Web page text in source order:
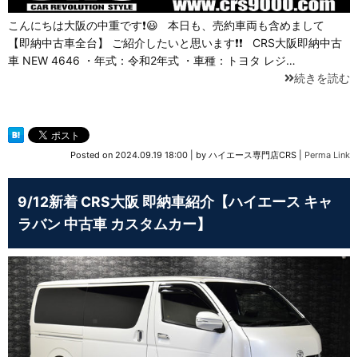
こんにちは大阪の中重です❗😃 本日も、売約車両も含めまして
【即納中古車全台】 ご紹介したいと思います❗❗ CRS大阪即納中古
車 NEW 4646 ・年式：令和2年式 ・車種：トヨタ レジ…
続きを読む
Posted on 2024.09.19 18:00 by ハイエース専門店CRS Perma Link
9/12新着 CRS大阪 即納車紹介【ハイエース キャ
ラバン 中古車 カスタムカー】